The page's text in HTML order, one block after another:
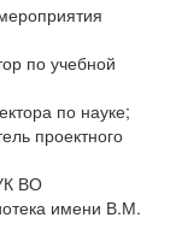
по учебной
по науке;
проектного
ВО
имени В.М.